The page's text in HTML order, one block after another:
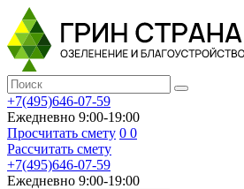
+7(495)646-07-59
Ежедневно 9:00-19:00
Просчитать смету 0 0
Рассчитать смету
+7(495)646-07-59
Ежедневно 9:00-19:00